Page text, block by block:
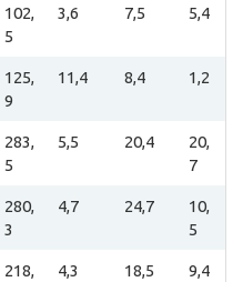
102,
5
3,6 7,5 5,4
125,
9
11,4 8,4 1,2
283,
5
5,5 20,4
20,
7
280,
3
4,7 24,7
10,
5
218,
4,3 18,5 9,4